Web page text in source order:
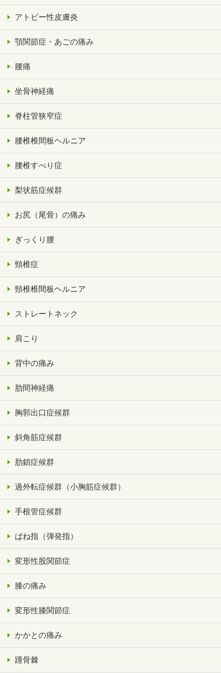
アトピー性皮膚炎
顎関節症・あごの痛み
腰痛
坐骨神経痛
脊柱管狭窄症
腰椎椎間板ヘルニア
腰椎すべり症
梨状筋症候群
お尻（尾骨）の痛み
ぎっくり腰
頸椎症
頸椎椎間板ヘルニア
ストレートネック
肩こり
背中の痛み
肋間神経痛
胸郭出口症候群
斜角筋症候群
肋鎖症候群
過外転症候群（小胸筋症候群）
手根管症候群
ばね指（弾発指）
変形性股関節症
膝の痛み
変形性膝関節症
かかとの痛み
踵骨棘